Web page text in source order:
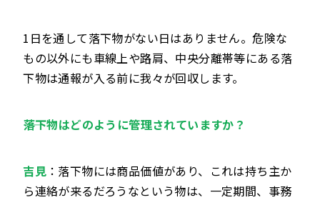
1日を通して落下物がない日はありません。危険な
もの以外にも車線上や路肩、中央分離帯等にある落
下物は通報が入る前に我々が回収します。
――落下物はどのように管理されていますか？
吉見：落下物には商品価値があり、これは持ち主か
ら連絡が来るだろうなという物は、一定期間、事務